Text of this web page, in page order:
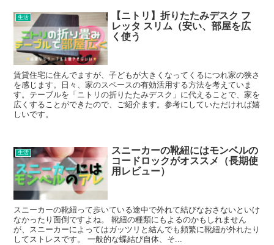
生活
【ニトリ】折りたたみデスク フ
レッタ スリム（安い、部屋を広
く使う
賃貸住宅に住んでますが、子どもが大きくなってくるにつれ家の狭さ
を感じます。日々、家のスペースの有効活用する方法を考えていま
す。テーブルを「ニトリの折りたたみデスク」に代えることで、家を
広くすることができたので、ご紹介ます。参考にしていただければ嬉
しいです。
生活
スニーカーの靴紐にはモンベルの
コードロックがオススメ（長期使
用レビュー）
スニーカーの靴紐って歩いている途中で外れて結びなおさないといけ
なかったり面倒ですよね。 靴紐の種類にもよるのかもしれません
が、スニーカーによってはガッツリと結んでも頻繁に靴紐が外れたり
してストレスです。 一般的な蝶結び自体、そ...